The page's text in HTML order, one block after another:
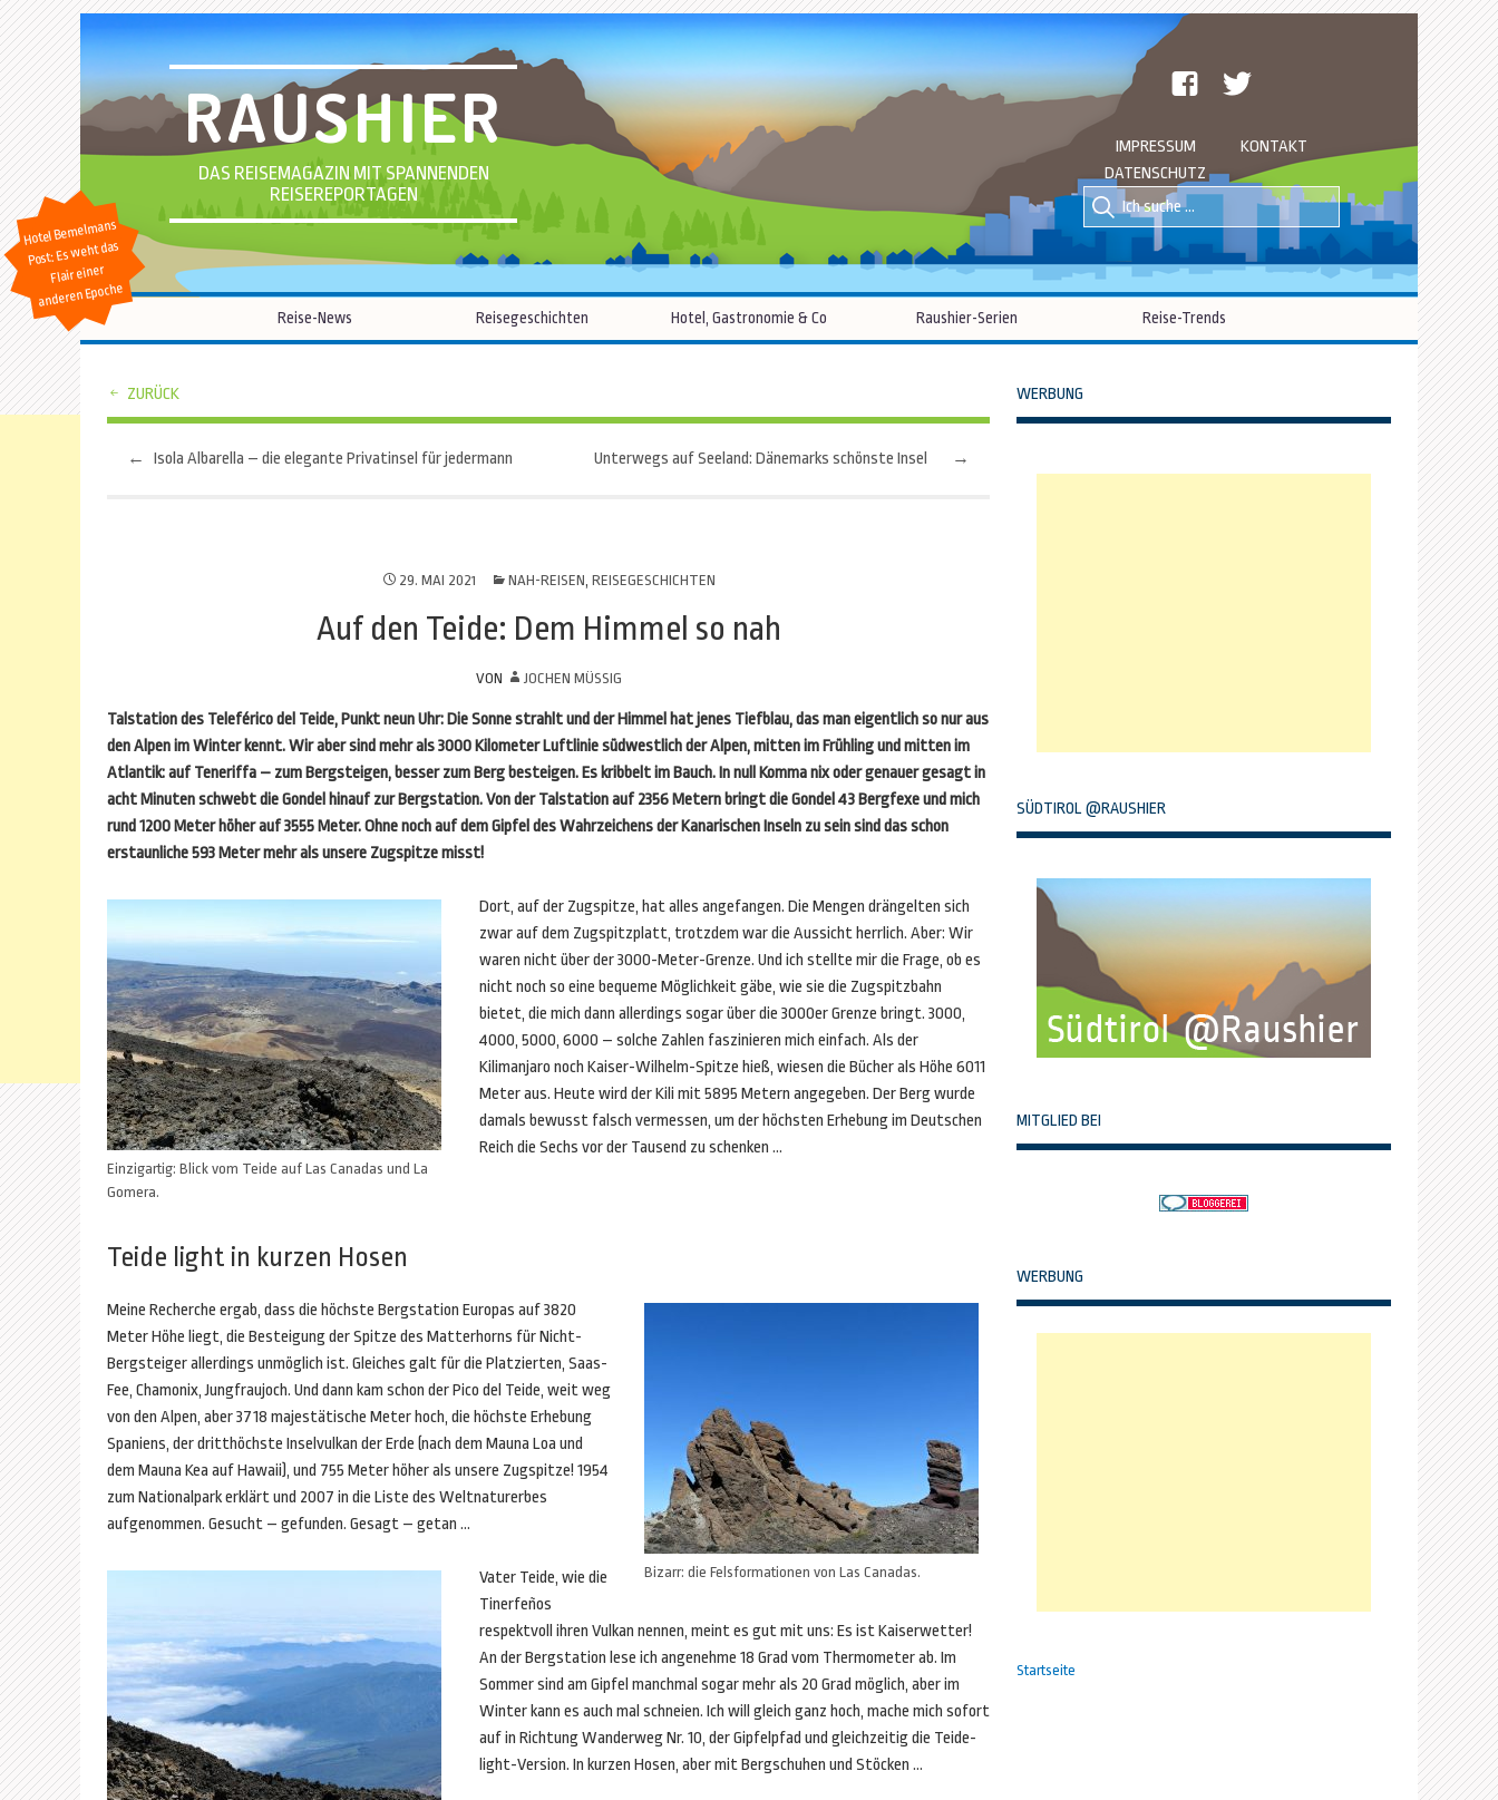
RAUSHIER
DAS REISEMAGAZIN MIT SPANNENDEN
REISEREPORTAGEN
facebook
IMPRESSUM
KONTAKT
DATENSCHUTZ
Suche
nach::
Suche
nach:
Hotel Bemelmans
Post: Es weht das
Flair einer
anderen Epoche
Reise-News Reisegeschichten Hotel, Gastronomie & Co Raushier-Serien Reise-Trends
ZURÜCK
Beitragsnavigation
← Isola Albarella – die elegante Privatinsel für jedermann →
Unterwegs auf Seeland: Dänemarks schönste Insel
29. MAI 2021 NAH-REISEN, REISEGESCHICHTEN
Auf den Teide: Dem Himmel so nah
VON JOCHEN MÜSSIG
Talstation des Teleférico del Teide, Punkt neun Uhr: Die Sonne strahlt und der Himmel hat jenes Tiefblau, das man eigentlich so nur aus
den Alpen im Winter kennt. Wir aber sind mehr als 3000 Kilometer Luftlinie südwestlich der Alpen, mitten im Frühling und mitten im
Atlantik: auf Teneriffa – zum Bergsteigen, besser zum Berg besteigen. Es kribbelt im Bauch. In null Komma nix oder genauer gesagt in
acht Minuten schwebt die Gondel hinauf zur Bergstation. Von der Talstation auf 2356 Metern bringt die Gondel 43 Bergfexe und mich
rund 1200 Meter höher auf 3555 Meter. Ohne noch auf dem Gipfel des Wahrzeichens der Kanarischen Inseln zu sein sind das schon
erstaunliche 593 Meter mehr als unsere Zugspitze misst!
Einzigartig: Blick vom Teide auf Las Canadas und La
Gomera.
Dort, auf der Zugspitze, hat alles angefangen. Die Mengen drängelten sich
zwar auf dem Zugspitzplatt, trotzdem war die Aussicht herrlich. Aber: Wir
waren nicht über der 3000-Meter-Grenze. Und ich stellte mir die Frage, ob es
nicht noch so eine bequeme Möglichkeit gäbe, wie sie die Zugspitzbahn
bietet, die mich dann allerdings sogar über die 3000er Grenze bringt. 3000,
4000, 5000, 6000 – solche Zahlen faszinieren mich einfach. Als der
Kilimanjaro noch Kaiser-Wilhelm-Spitze hieß, wiesen die Bücher als Höhe 6011
Meter aus. Heute wird der Kili mit 5895 Metern angegeben. Der Berg wurde
damals bewusst falsch vermessen, um der höchsten Erhebung im Deutschen
Reich die Sechs vor der Tausend zu schenken …
Teide light in kurzen Hosen
Bizarr: die Felsformationen von Las Canadas.
Meine Recherche ergab, dass die höchste Bergstation Europas auf 3820
Meter Höhe liegt, die Besteigung der Spitze des Matterhorns für Nicht-
Bergsteiger allerdings unmöglich ist. Gleiches galt für die Platzierten, Saas-
Fee, Chamonix, Jungfraujoch. Und dann kam schon der Pico del Teide, weit weg
von den Alpen, aber 3718 majestätische Meter hoch, die höchste Erhebung
Spaniens, der dritthöchste Inselvulkan der Erde (nach dem Mauna Loa und
dem Mauna Kea auf Hawaii), und 755 Meter höher als unsere Zugspitze! 1954
zum Nationalpark erklärt und 2007 in die Liste des Weltnaturerbes
aufgenommen. Gesucht – gefunden. Gesagt – getan …
Vater Teide, wie die
Tinerfeños
respektvoll ihren Vulkan nennen, meint es gut mit uns: Es ist Kaiserwetter!
An der Bergstation lese ich angenehme 18 Grad vom Thermometer ab. Im
Sommer sind am Gipfel manchmal sogar mehr als 20 Grad möglich, aber im
Winter kann es auch mal schneien. Ich will gleich ganz hoch, mache mich sofort
auf in Richtung Wanderweg Nr. 10, der Gipfelpfad und gleichzeitig die Teide-
light-Version. In kurzen Hosen, aber mit Bergschuhen und Stöcken …
WERBUNG
SÜDTIROL @RAUSHIER
MITGLIED BEI
WERBUNG
Startseite